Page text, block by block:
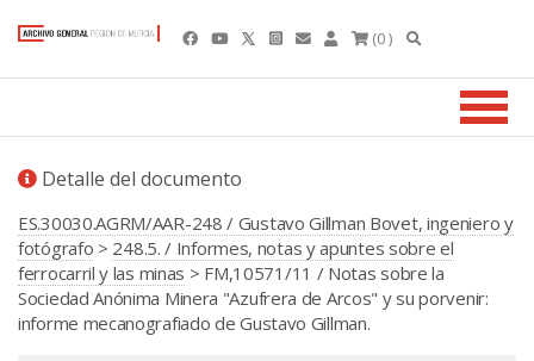
(0 )
Detalle del documento
ES.30030.AGRM/AAR-248 / Gustavo Gillman Bovet, ingeniero y
fotógrafo > 248.5. / Informes, notas y apuntes sobre el
ferrocarril y las minas > FM,10571/11 / Notas sobre la
Sociedad Anónima Minera "Azufrera de Arcos" y su porvenir:
informe mecanografiado de Gustavo Gillman.